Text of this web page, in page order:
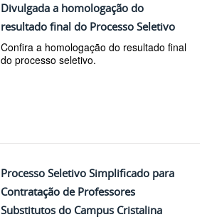
Divulgada a homologação do
resultado final do Processo Seletivo
Confira a homologação do resultado final
do processo seletivo.
Processo Seletivo Simplificado para
Contratação de Professores
Substitutos do Campus Cristalina